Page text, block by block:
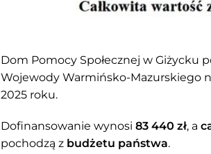
Dom Pomocy Społecznej w Giżycku
Wojewody Warmińsko-Mazurskiego
2025 roku.
Dofinansowanie wynosi 83 440 zł, a
pochodzą z budżetu państwa.